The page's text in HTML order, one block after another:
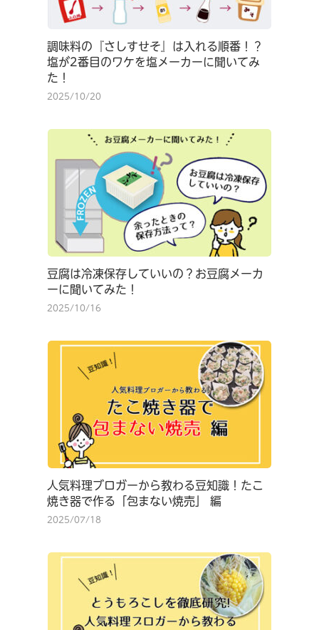
調味料の『さしすせそ』は入れる順番！？
塩が2番目のワケを塩メーカーに聞いてみ
た！
2025/10/20
豆腐は冷凍保存していいの？お豆腐メーカ
ーに聞いてみた！
2025/10/16
人気料理ブロガーから教わる豆知識！たこ
焼き器で作る「包まない焼売」 編
2025/07/18